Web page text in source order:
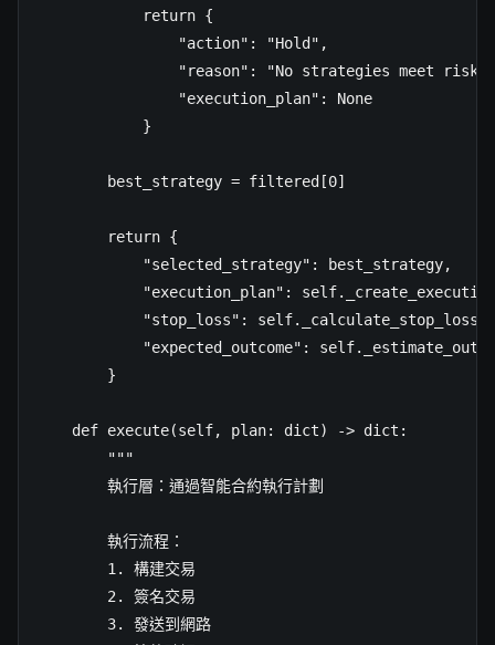
            return {
                "action": "Hold",
"reason": "No strategies meet risk
                "execution_plan": None
            }
        best_strategy = filtered[0]
        return {
            "selected_strategy": best_strategy,
"execution_plan":
"stop_loss":
"expected_outcome":
        }
    def execute(self, plan: dict) -> dict:
        """
        執行層：通過智能合約執行計劃
        執行流程：
        1. 構建交易
        2. 簽名交易
        3. 發送到網路